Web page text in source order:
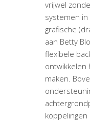
vrijwel
systemen
grafische
aan Betty
flexibele
ontwikkelen
maken.